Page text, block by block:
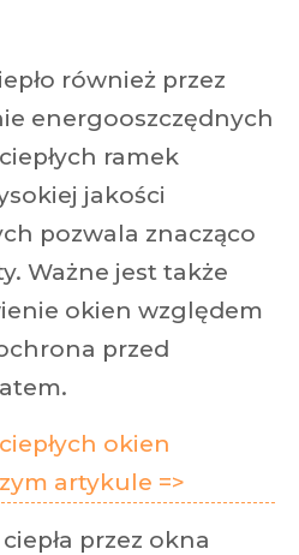
również przez
energooszczędnych
ramek
jakości
pozwala znacząco
Ważne jest także
okien względem
przed
okien
artykule =>
przez okna